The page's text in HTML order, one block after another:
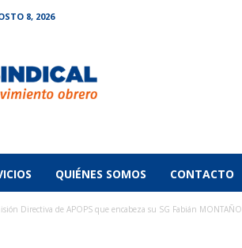
8, 2026
QUIÉNES SOMOS CONTACTO
Directiva de APOPS que encabeza su SG Fabián MONTAÑO